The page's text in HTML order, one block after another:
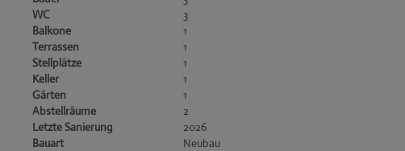
WC
3
Balkone
1
Terrassen
1
Stellplätze
1
Keller
1
Gärten
1
Abstellräume
2
Letzte Sanierung
2026
Bauart
Neubau